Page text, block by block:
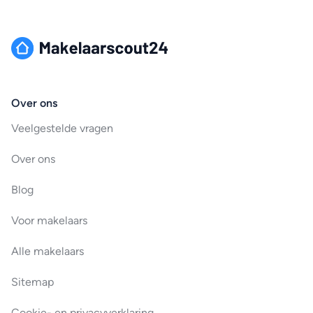
Over ons
Veelgestelde vragen
Over ons
Blog
Voor makelaars
Alle makelaars
Sitemap